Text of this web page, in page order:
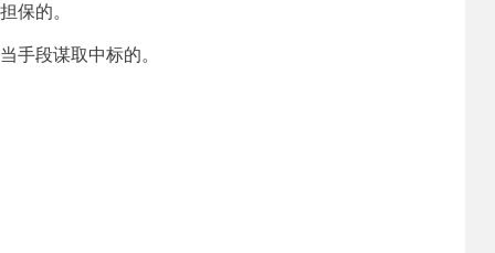
保的。
手段谋取中标的。